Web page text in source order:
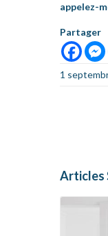
appelez-
Partager
1
Articles